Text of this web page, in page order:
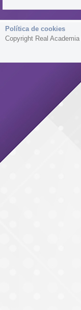
Política de cookies
Copyright Real